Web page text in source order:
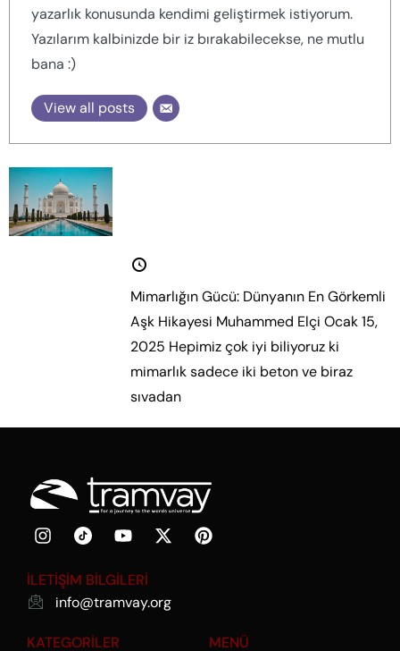
yazarlık konusunda kendimi geliştirmek istiyorum.
Yazılarım kalbinizde bir iz bırakabilecekse, ne mutlu
bana :)
View all posts
Mimarlığın Gücü: Dünyanın En Görkemli
Aşk Hikayesi Muhammed Elçi Ocak 15,
2025 Hepimiz çok iyi biliyoruz ki
mimarlık sadece iki beton ve biraz
sıvadan
İLETİŞİM BİLGİLERİ
info@tramvay.org
KATEGORİLER MENÜ